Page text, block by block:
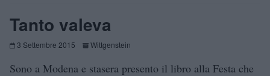
Tanto valeva
3 Settembre 2015 Wittgenstein
Sono a Modena e stasera presento il libro alla Festa che